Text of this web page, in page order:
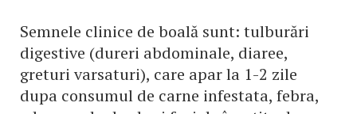
Semnele clinice de boală sunt: tulburări
digestive (dureri abdominale, diaree,
greturi varsaturi), care apar la 1-2 zile
dupa consumul de carne infestata, febra,